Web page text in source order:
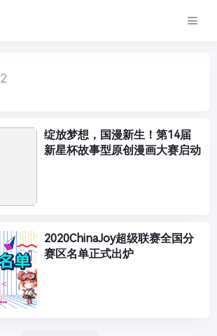
2
绽放梦想，国漫新生！第14届
新星杯故事型原创漫画大赛启动
2020ChinaJoy超级联赛全国分
赛区名单正式出炉